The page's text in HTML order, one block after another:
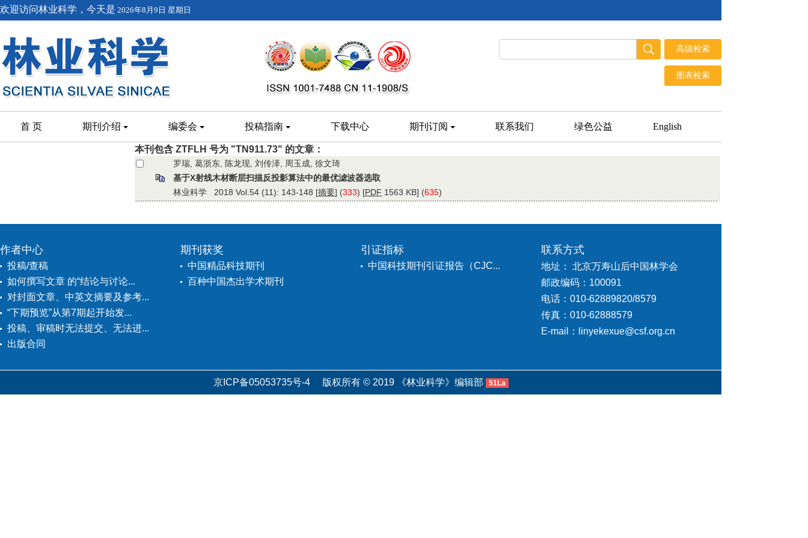
欢迎访问林业科学，今天是 2026年8月9日 星期日
首 页 期刊介绍 编委会 投稿指南 下载中心 期刊订阅 联系我们 绿色公益 English
本刊包含 ZTFLH 号为 "TN911.73" 的文章：
罗瑞, 葛浙东, 陈龙现, 刘传泽, 周玉成, 徐文琦
基于X射线木材断层扫描反投影算法中的最优滤波器选取
林业科学 2018 Vol.54 (11): 143-148 [摘要] (333) [PDF 1563 KB] (635)
作者中心
投稿/查稿
如何撰写文章 的“结论与讨论...
对封面文章、中英文摘要及参考...
“下期预览”从第7期起开始发...
投稿、审稿时无法提交、无法进...
出版合同
期刊获奖
中国精品科技期刊
百种中国杰出学术期刊
引证指标
中国科技期刊引证报告（CJC...
联系方式
地址： 北京万寿山后中国林学会
邮政编码：100091
电话：010-62889820/8579
传真：010-62888579
E-mail：linyekexue@csf.org.cn
京ICP备05053735号-4版权所有 © 2019 《林业科学》编辑部 51La